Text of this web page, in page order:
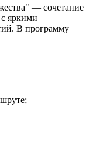
— сочетание
яркими
В программу